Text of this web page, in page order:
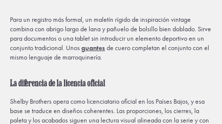
Para un registro más formal, un maletín rígido de inspiración vintage
combina con abrigo largo de lana y pañuelo de bolsillo bien doblado. Sirve
para documentos o una tablet sin introducir un elemento deportivo en un
conjunto tradicional. Unosguantes de cuero completan el conjunto con el
mismo lenguaje de marroquinería.
La diferencia de la licencia oficial
Shelby Brothers opera como licenciatario oficial en los Países Bajos, y esa
base se traduce en diseños coherentes. Las proporciones, los cierres, la
paleta y los acabados siguen una lectura visual alineada con la serie y con